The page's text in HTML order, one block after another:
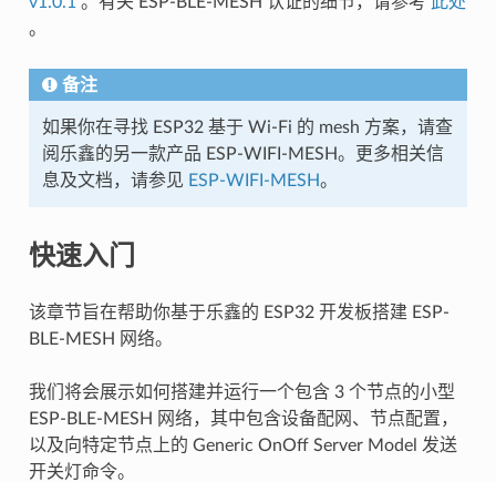
。
备注
如果你在寻找 ESP32 基于 Wi-Fi 的 mesh 方案，请查
阅乐鑫的另一款产品 ESP-WIFI-MESH。更多相关信
息及文档，请参见 ESP-WIFI-MESH。
快速入门
该章节旨在帮助你基于乐鑫的 ESP32 开发板搭建 ESP-
BLE-MESH 网络。
我们将会展示如何搭建并运行一个包含 3 个节点的小型
ESP-BLE-MESH 网络，其中包含设备配网、节点配置，
以及向特定节点上的 Generic OnOff Server Model 发送
开关灯命令。